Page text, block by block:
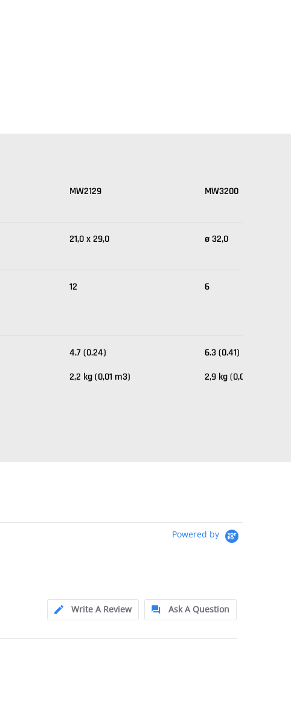
MW2129 MW3200
21,0 x 29,0 ø 32,0
12 6
4.7 (0.24)
2,2 kg (0,01 m3)
6.3 (0.41)
2,9 kg (0,01 m3)
Powered by
Write A Review
Ask A Question